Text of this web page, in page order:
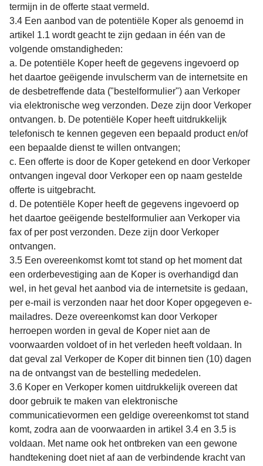
termijn in de offerte staat vermeld.
3.4 Een aanbod van de potentiële Koper als genoemd in
artikel 1.1 wordt geacht te zijn gedaan in één van de
volgende omstandigheden:
a. De potentiële Koper heeft de gegevens ingevoerd op
het daartoe geëigende invulscherm van de internetsite en
de desbetreffende data ("bestelformulier") aan Verkoper
via elektronische weg verzonden. Deze zijn door Verkoper
ontvangen. b. De potentiële Koper heeft uitdrukkelijk
telefonisch te kennen gegeven een bepaald product en/of
een bepaalde dienst te willen ontvangen;
c. Een offerte is door de Koper getekend en door Verkoper
ontvangen ingeval door Verkoper een op naam gestelde
offerte is uitgebracht.
d. De potentiële Koper heeft de gegevens ingevoerd op
het daartoe geëigende bestelformulier aan Verkoper via
fax of per post verzonden. Deze zijn door Verkoper
ontvangen.
3.5 Een overeenkomst komt tot stand op het moment dat
een orderbevestiging aan de Koper is overhandigd dan
wel, in het geval het aanbod via de internetsite is gedaan,
per e-mail is verzonden naar het door Koper opgegeven e-
mailadres. Deze overeenkomst kan door Verkoper
herroepen worden in geval de Koper niet aan de
voorwaarden voldoet of in het verleden heeft voldaan. In
dat geval zal Verkoper de Koper dit binnen tien (10) dagen
na de ontvangst van de bestelling mededelen.
3.6 Koper en Verkoper komen uitdrukkelijk overeen dat
door gebruik te maken van elektronische
communicatievormen een geldige overeenkomst tot stand
komt, zodra aan de voorwaarden in artikel 3.4 en 3.5 is
voldaan. Met name ook het ontbreken van een gewone
handtekening doet niet af aan de verbindende kracht van